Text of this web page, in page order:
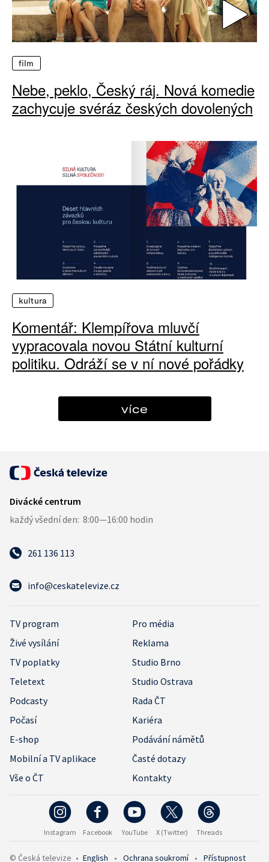
film
Nebe, peklo, Český ráj. Nová komedie
zachycuje svéráz českých dovolených
kultura
Komentář: Klempířova mluvčí
vypracovala novou Státní kulturní
politiku. Odráží se v ní nové pořádky
více
261 136 113
info@ceskatelevize.cz
TV program
Pro média
Živé vysílání
Reklama
TV poplatky
Studio Brno
Teletext
Studio Ostrava
Podcasty
Rada ČT
Počasí
Kariéra
E-shop
Podávání námětů
Mobilní a TV aplikace
Časté dotazy
Vše o ČT
Kontakty
Instagram Facebook YouTube X (Twitter) Threads
© Česká televize • English • Ochrana soukromí • Přístupnost